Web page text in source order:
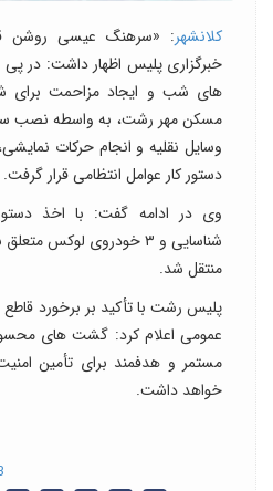
کلانشهر: «سرهنگ عیسی روشن
خبرگزاری پلیس اظهار داشت: در
های شب و ایجاد مزاحمت برای
مسکن مهر رشت، به واسطه نصب
وسایل نقلیه و انجام حرکات
دستور کار عوامل انتظامی قرار گرفت.
وی در ادامه گفت: با اخذ
شناسایی و ۳ خودروی لوکس
منتقل شد.
پلیس رشت با تأکید بر برخورد
عمومی اعلام کرد: گشت های
مستمر و هدفمند برای تأمین
خواهد داشت.